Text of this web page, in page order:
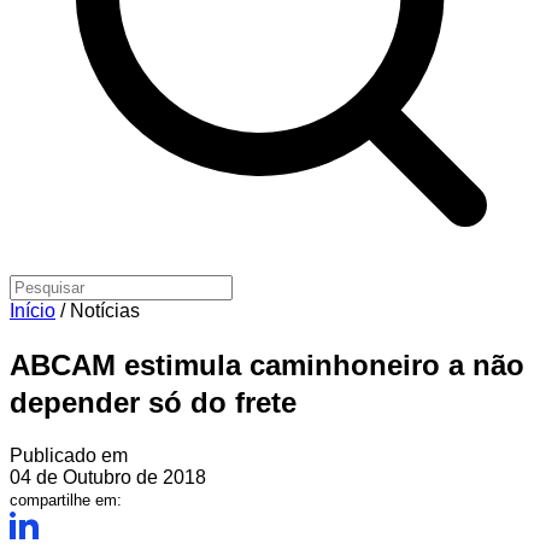
Início / Notícias
ABCAM estimula caminhoneiro a não
depender só do frete
Publicado em
04 de Outubro de 2018
compartilhe em: